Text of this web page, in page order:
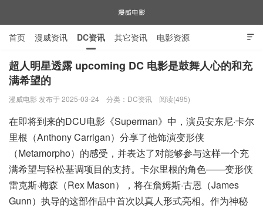
漫威电影

首页 漫威资讯 DC资讯 其它资讯 电影资源
电视剧资源 漫威图片
超人明星透露 upcoming DC 电影是鼓舞人心的和充
满希望的
漫威电影 发布于 2025-03-24 分类： DC资讯 阅读(495)
在即将到来的DCU电影《Superman》中，演员安东尼·卡尔
里根（Anthony Carrigan）分享了他饰演变形侠
（Metamorpho）的感受，并表达了对能够参与这样一个充
满希望与轻松基调项目的支持。卡尔里根的角色——变形侠
雷克斯·梅森（Rex Mason），将在詹姆斯·古恩（James
Gunn）执导的这部作品中首次以真人形式亮相。作为神秘